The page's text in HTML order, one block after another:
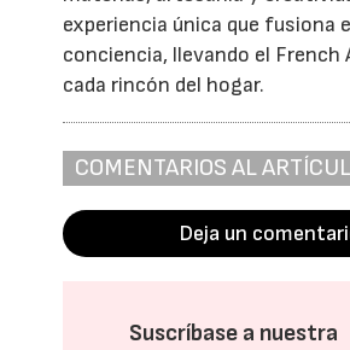
experiencia única que fusiona
conciencia, llevando el French
cada rincón del hogar.
COMENTARIOS AL
Deja un
Suscríbase a nuestra